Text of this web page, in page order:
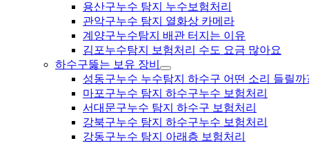
용산구누수 탐지 누수보험처리
관악구누수 탐지 열화상 카메라
계양구누수탐지 배관 터지는 이유
김포누수탐지 보험처리 수도 요금 많아요
하수구뚫는 보유 장비
성동구누수 누수탐지 하수구 어떤 소리 들릴까
마포구누수 탐지 하수구누수 보험처리
서대문구누수 탐지 하수구 보험처리
강북구누수 탐지 하수구누수 보험처리
강동구누수 탐지 아래층 보험처리